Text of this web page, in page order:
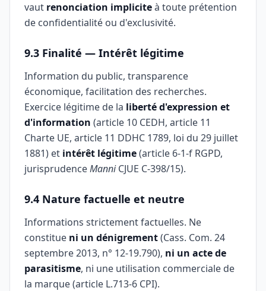
vaut renonciation impliciteà toute prétention
de confidentialité ou d'exclusivité.
9.3 Finalité — Intérêt légitime
Information du public, transparence
économique, facilitation des recherches.
Exercice légitime de la liberté d'expression et
d'information (article 10 CEDH, article 11
Charte UE, article 11 DDHC 1789, loi du 29 juillet
1881) et intérêt légitime(article 6-1-f RGPD,
jurisprudenceManniCJUE C-398/15).
9.4 Nature factuelle et neutre
Informations strictement factuelles. Ne
constitue ni un dénigrement(Cass. Com. 24
septembre 2013, n° 12-19.790), ni un acte de
parasitisme, ni une utilisation commerciale de
la marque (article L.713-6 CPI).